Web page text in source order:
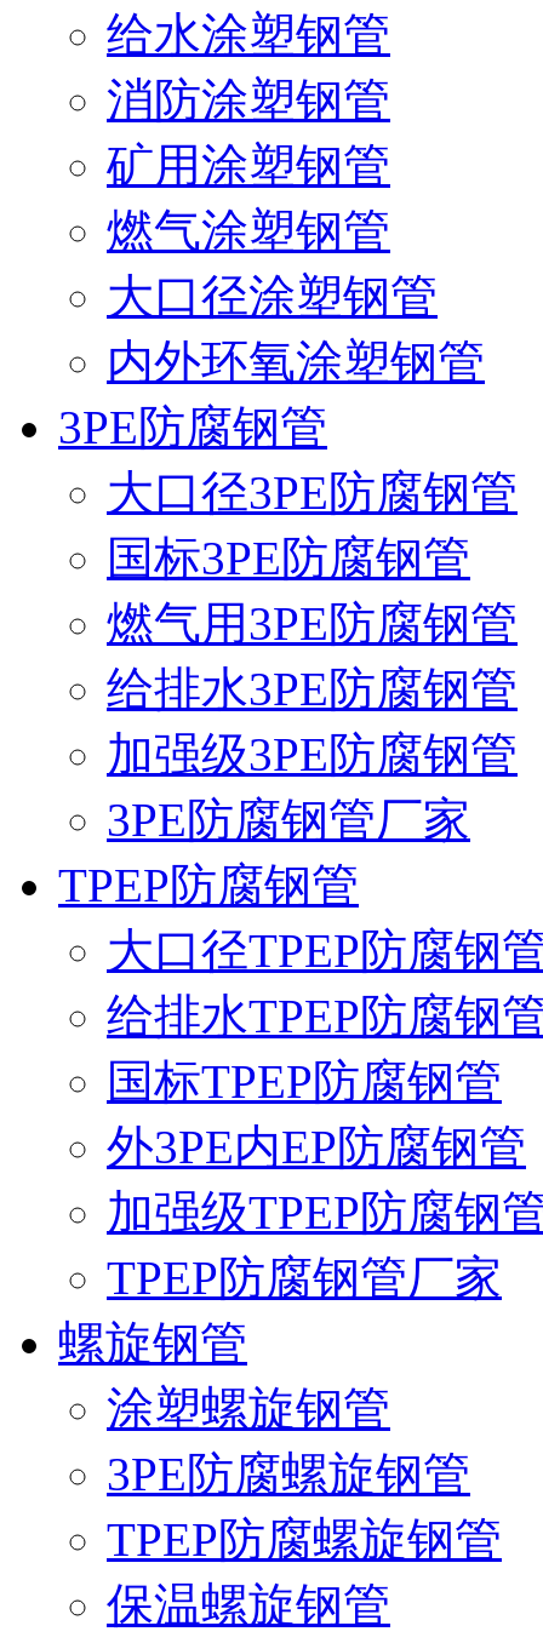
给水涂塑钢管
消防涂塑钢管
矿用涂塑钢管
燃气涂塑钢管
大口径涂塑钢管
内外环氧涂塑钢管
3PE防腐钢管
大口径3PE防腐钢管
国标3PE防腐钢管
燃气用3PE防腐钢管
给排水3PE防腐钢管
加强级3PE防腐钢管
3PE防腐钢管厂家
TPEP防腐钢管
大口径TPEP防腐钢
给排水TPEP防腐钢
国标TPEP防腐钢管
外3PE内EP防腐钢管
加强级TPEP防腐钢
TPEP防腐钢管厂家
螺旋钢管
涂塑螺旋钢管
3PE防腐螺旋钢管
TPEP防腐螺旋钢管
保温螺旋钢管